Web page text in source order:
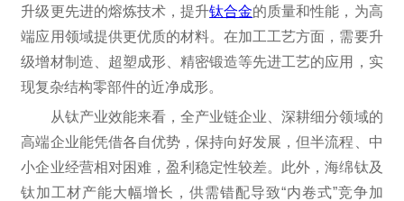
升级更先进的熔炼技术，提升钛合金的质量和性能，为高
端应用领域提供更优质的材料。在加工工艺方面，需要升
级增材制造、超塑成形、精密锻造等先进工艺的应用，实
现复杂结构零部件的近净成形。
从钛产业效能来看，全产业链企业、深耕细分领域的
高端企业能凭借各自优势，保持向好发展，但半流程、中
小企业经营相对困难，盈利稳定性较差。此外，海绵钛及
钛加工材产能大幅增长，供需错配导致“内卷式”竞争加